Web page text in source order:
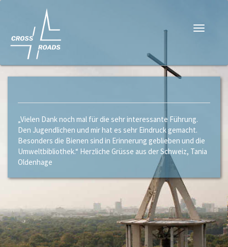
„Vielen Dank noch mal für die sehr interessante Führung.
Den Jugendlichen und mir hat es sehr Eindruck gemacht.
Besonders die Bienen sind in Erinnerung geblieben und die
Umweltbibliothek.“ Herzliche Grüsse aus der Schweiz, Tania
Oldenhage